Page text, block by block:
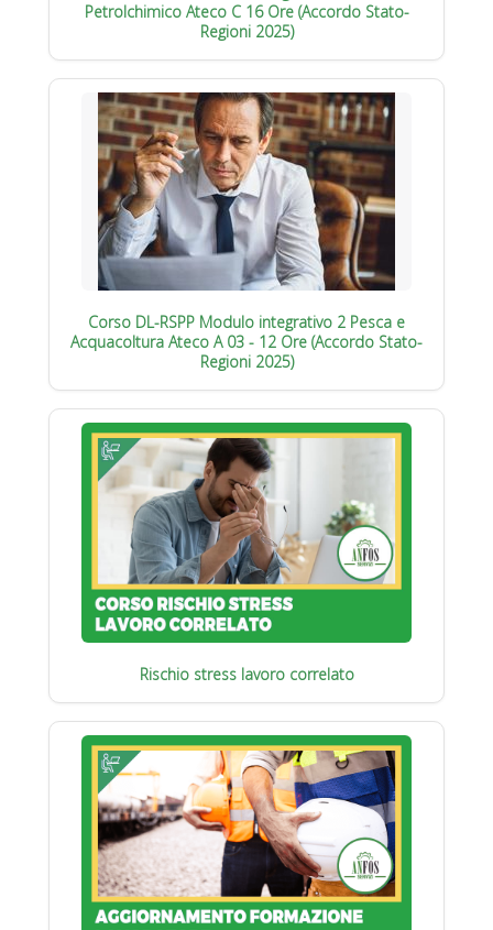
Petrolchimico Ateco C 16 Ore (Accordo Stato-
Regioni 2025)
Corso DL-RSPP Modulo integrativo 2 Pesca e
Acquacoltura Ateco A 03 - 12 Ore (Accordo Stato-
Regioni 2025)
Rischio stress lavoro correlato